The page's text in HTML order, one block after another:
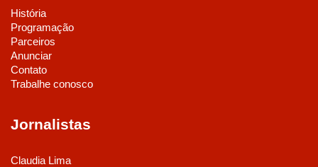
História
Programação
Parceiros
Anunciar
Contato
Trabalhe conosco
Jornalistas
Claudia Lima